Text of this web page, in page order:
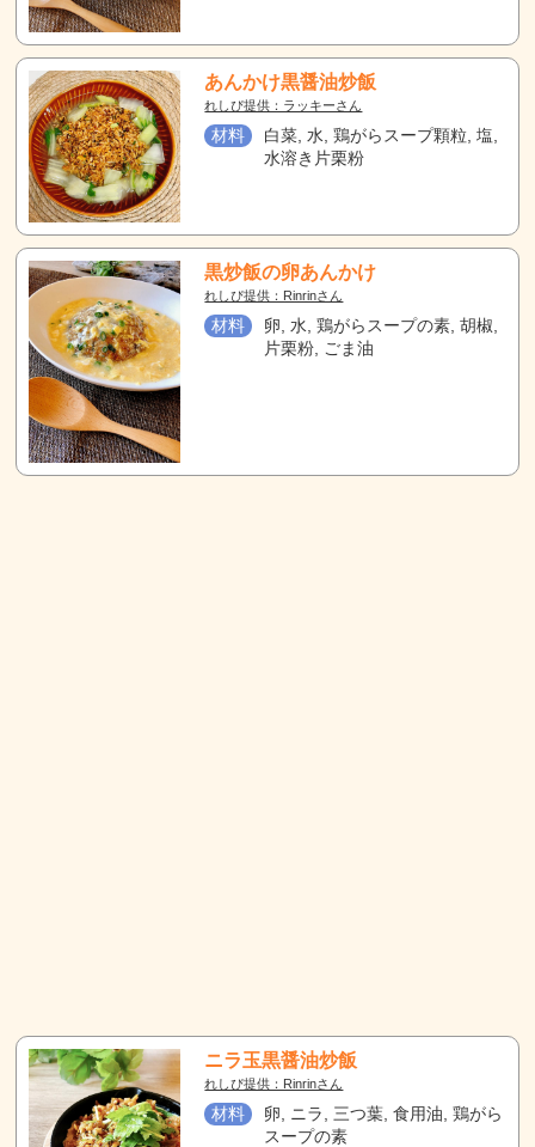
あんかけ黒醤油炒飯
れしぴ提供：ラッキーさん
材料
白菜, 水, 鶏がらスープ顆粒, 塩,
水溶き片栗粉
黒炒飯の卵あんかけ
れしぴ提供：Rinrinさん
材料
卵, 水, 鶏がらスープの素, 胡椒,
片栗粉, ごま油
ニラ玉黒醤油炒飯
れしぴ提供：Rinrinさん
材料
卵, ニラ, 三つ葉, 食用油, 鶏がら
スープの素